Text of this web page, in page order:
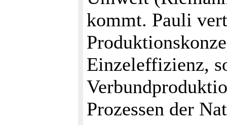
kommt. Pauli
Einzeleffizienz,
Prozessen der